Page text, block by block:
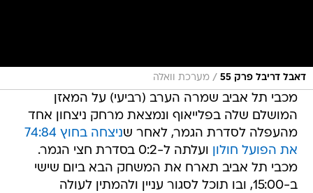
דאבל דריבל פרק 55 / מערכת וואלה
מכבי תל אביב שמרה הערב (רביעי) על המאזן
המושלם שלה בפלייאוף ונמצאת מרחק ניצחון אחד
מהעפלה לסדרת הגמר, לאחר ש
ניצחה בחוץ 74:84
את הפועל חולון
ועלתה ל-0:2 בסדרת חצי הגמר.
מכבי תל אביב תארח את המשחק הבא ביום שישי
ב-15:00, ובו תוכל לסגור עניין ולהמתין לעולה